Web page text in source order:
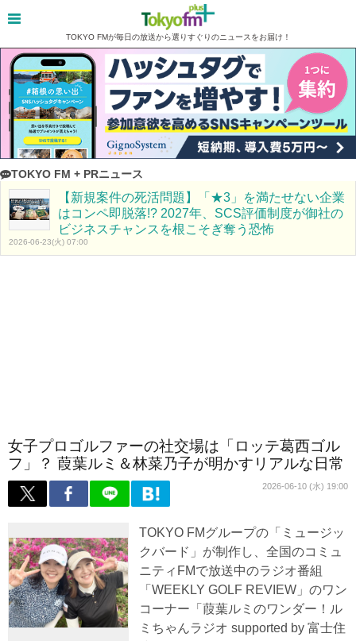
TOKYO FMが毎日の放送から選りすぐりのニュースをお届け！
TOKYO FM + PRニュース
【新規案件の死活問題】「★3」を満たせない企業
はコンペ即脱落!? 2027年、SCS評価制度が御社の
ビジネスチャンスを根こそぎ奪う恐怖
2026-06-23(火) 07:00
女子プロゴルファーの社交場は「ロッテ葛西ゴル
フ」？ 葭葉ルミ＆林菜乃子が明かすリアルな日常
2026-06-10 (水) 19:00
TOKYO FMグループの「ミュージッ
クバード」が制作し、全国のコミュ
ニティFMで放送中のラジオ番組
「WEEKLY GOLF REVIEW」のワン
コーナー「葭葉ルミのワンダー！ル
ミちゃんラジオ supported by 富士住